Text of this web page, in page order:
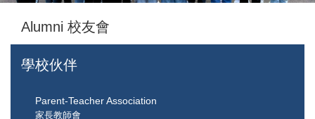
學校伙伴
Parent-Teacher Association
家長教師會
Alumni 校友會